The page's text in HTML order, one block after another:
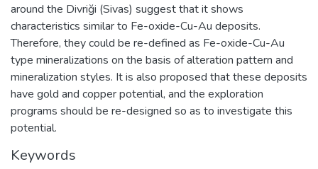
around the Divriği (Sivas) suggest that it shows
characteristics similar to Fe-oxide-Cu-Au deposits.
Therefore, they could be re-defined as Fe-oxide-Cu-Au
type mineralizations on the basis of alteration pattern and
mineralization styles. It is also proposed that these deposits
have gold and copper potential, and the exploration
programs should be re-designed so as to investigate this
potential.
Keywords